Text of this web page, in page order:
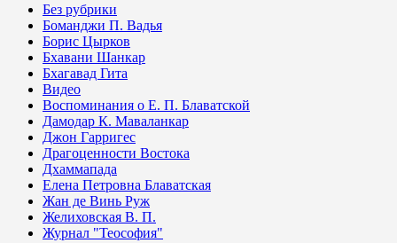
Без рубрики
Боманджи П. Вадья
Борис Цырков
Бхавани Шанкар
Бхагавад Гита
Видео
Воспоминания о Е. П. Блаватской
Дамодар К. Маваланкар
Джон Гарригес
Драгоценности Востока
Дхаммапада
Елена Петровна Блаватская
Жан де Винь Руж
Желиховская В. П.
Журнал "Теософия"